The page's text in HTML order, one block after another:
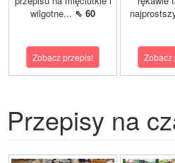
wilgotne... ⇖ 60
Zobacz przepis! Zobacz
Przepisy na